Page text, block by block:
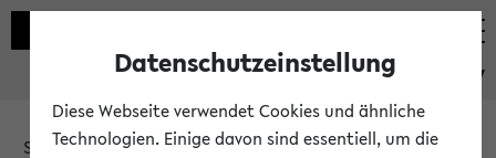
eKVV
Sie möchten auf eine eKVV Funktion zugreifen, die Ihnen
Datenschutzeinstellung
Diese Webseite verwendet Cookies und ähnliche
Technologien. Einige davon sind essentiell, um die